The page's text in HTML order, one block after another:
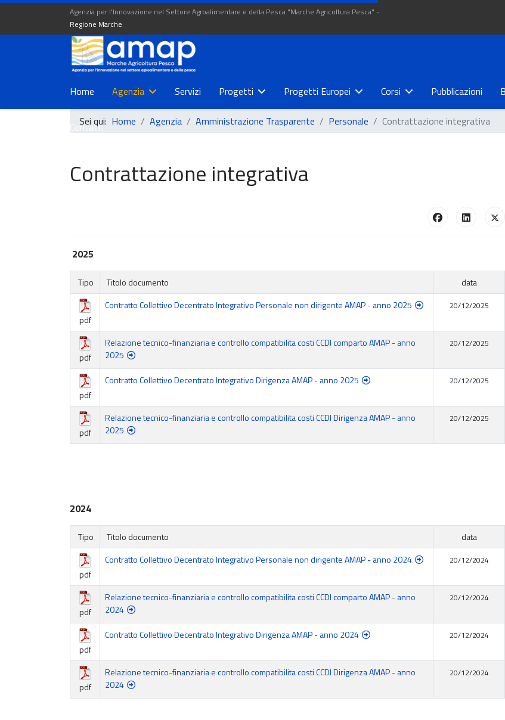
Agenzia per l'Innovazione nel Settore Agroalimentare e della Pesca "Marche Agricoltura Pesca" -
Regione Marche
Home Agenzia Servizi Progetti Progetti Europei Corsi Pubblicazioni
Contatti
Sei qui: Home Agenzia Amministrazione Trasparente Personale Contrattazione integrativa
Contrattazione integrativa
2025
Tipo Titolo documento data
pdf
Contratto Collettivo Decentrato Integrativo Personale non dirigente AMAP - anno 2025 20/12/2025
pdf
Relazione tecnico-finanziaria e controllo compatibilita costi CCDI comparto AMAP - anno
2025
20/12/2025
pdf
Contratto Collettivo Decentrato Integrativo Dirigenza AMAP - anno 2025 20/12/2025
pdf
Relazione tecnico-finanziaria e controllo compatibilita costi CCDI Dirigenza AMAP - anno
2025
20/12/2025
2024
Tipo Titolo documento data
pdf
Contratto Collettivo Decentrato Integrativo Personale non dirigente AMAP - anno 2024 20/12/2024
pdf
Relazione tecnico-finanziaria e controllo compatibilita costi CCDI comparto AMAP - anno
2024
20/12/2024
pdf
Contratto Collettivo Decentrato Integrativo Dirigenza AMAP - anno 2024 20/12/2024
pdf
Relazione tecnico-finanziaria e controllo compatibilita costi CCDI Dirigenza AMAP - anno
2024
20/12/2024